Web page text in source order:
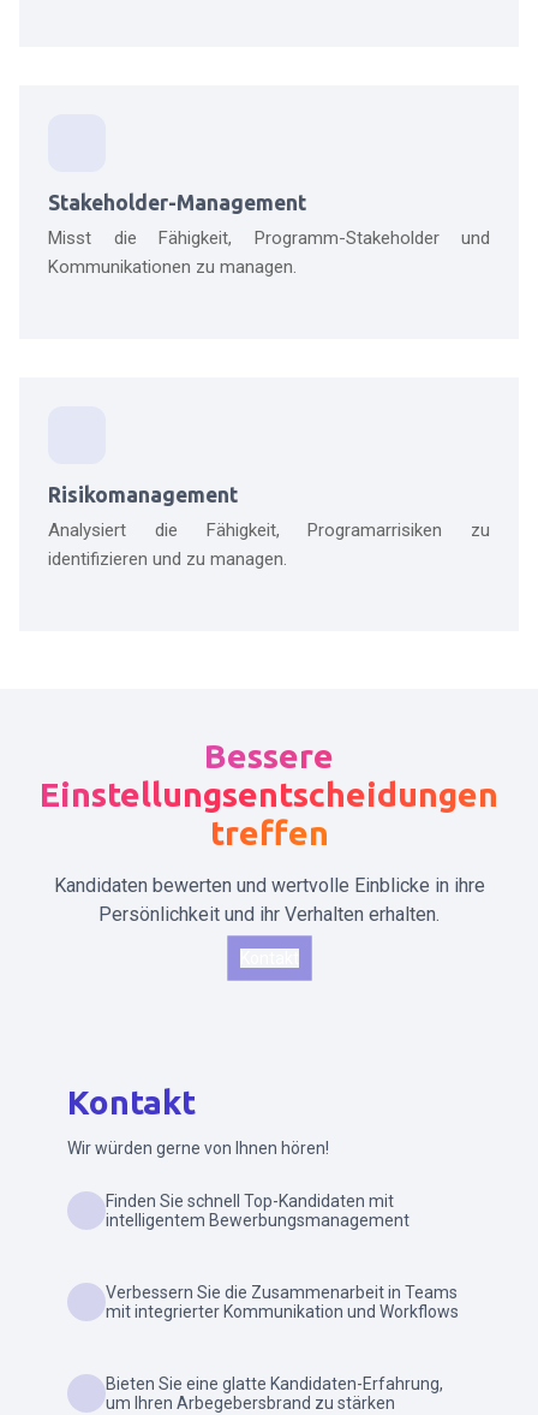
Stakeholder-Management
Misst die Fähigkeit, Programm-Stakeholder und
Kommunikationen zu managen.
Risikomanagement
Analysiert die Fähigkeit, Programarrisiken zu
identifizieren und zu managen.
Bessere
Einstellungsentscheidungen
treffen
Kandidaten bewerten und wertvolle Einblicke in ihre
Persönlichkeit und ihr Verhalten erhalten.
Kontakt
Wir würden gerne von Ihnen hören!
Finden Sie schnell Top-Kandidaten mit
intelligentem Bewerbungsmanagement
Verbessern Sie die Zusammenarbeit in Teams
mit integrierter Kommunikation und Workflows
Bieten Sie eine glatte Kandidaten-Erfahrung,
um Ihren Arbegebersbrand zu stärken